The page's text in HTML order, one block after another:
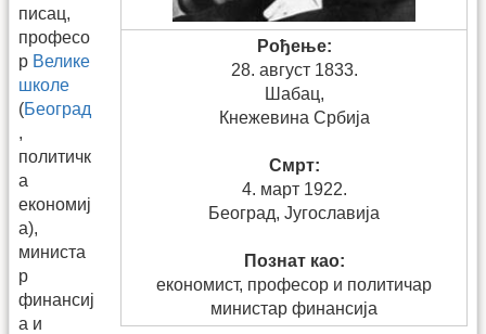
Рођење:
28. август 1833.
Шабац,
Кнежевина Србија
Смрт:
4. март 1922.
Београд, Југославија
Познат као:
економист, професор и политичар
министар финансија
писац,
професо
р Велике
школе
(Београд
,
политичк
а
економиј
а),
министа
р
финансиј
а и